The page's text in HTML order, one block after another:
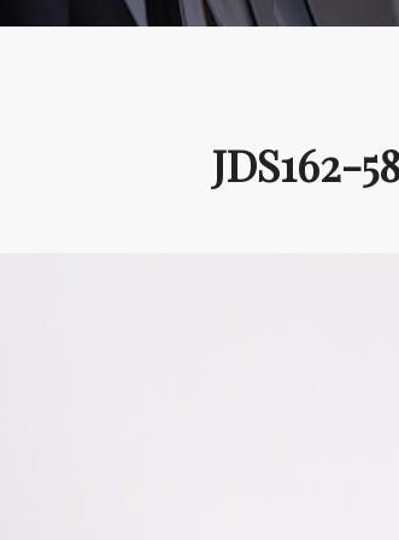
JDS162-